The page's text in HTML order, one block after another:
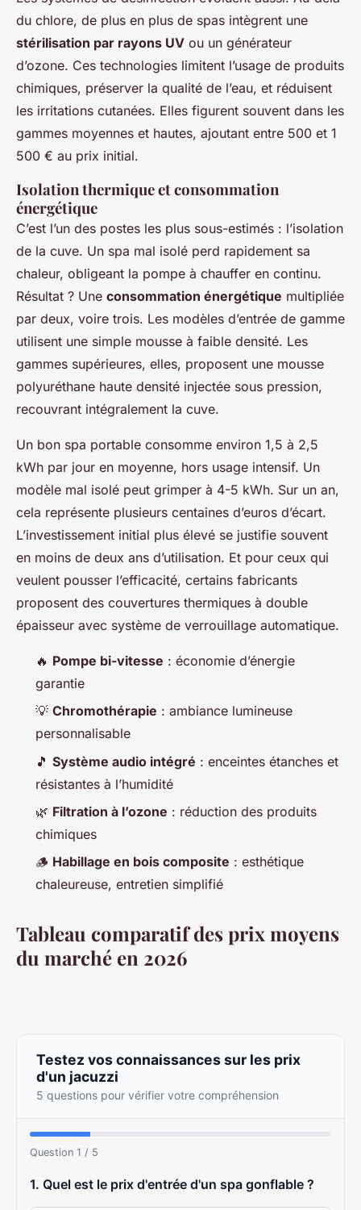
du chlore, de plus en plus de spas intègrent une
stérilisation par rayons UV ou un générateur
d’ozone. Ces technologies limitent l’usage de produits
chimiques, préserver la qualité de l’eau, et réduisent
les irritations cutanées. Elles figurent souvent dans les
gammes moyennes et hautes, ajoutant entre 500 et 1
500 € au prix initial.
Isolation thermique et consommation
énergétique
C’est l’un des postes les plus sous-estimés : l’isolation
de la cuve. Un spa mal isolé perd rapidement sa
chaleur, obligeant la pompe à chauffer en continu.
Résultat ? Une consommation énergétique multipliée
par deux, voire trois. Les modèles d’entrée de gamme
utilisent une simple mousse à faible densité. Les
gammes supérieures, elles, proposent une mousse
polyuréthane haute densité injectée sous pression,
recouvrant intégralement la cuve.
Un bon spa portable consomme environ 1,5 à 2,5
kWh par jour en moyenne, hors usage intensif. Un
modèle mal isolé peut grimper à 4-5 kWh. Sur un an,
cela représente plusieurs centaines d’euros d’écart.
L’investissement initial plus élevé se justifie souvent
en moins de deux ans d’utilisation. Et pour ceux qui
veulent pousser l’efficacité, certains fabricants
proposent des couvertures thermiques à double
épaisseur avec système de verrouillage automatique.
🔥 Pompe bi-vitesse : économie d’énergie
garantie
💡 Chromothérapie : ambiance lumineuse
personnalisable
🎵 Système audio intégré : enceintes étanches et
résistantes à l’humidité
🌿 Filtration à l’ozone : réduction des produits
chimiques
🪵 Habillage en bois composite : esthétique
chaleureuse, entretien simplifié
Tableau comparatif des prix moyens
du marché en 2026